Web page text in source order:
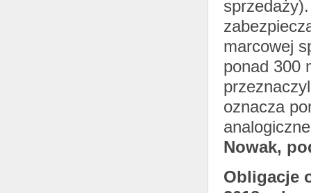
marcowej
ponad 300
oznacza
Nowak,
Obligacje